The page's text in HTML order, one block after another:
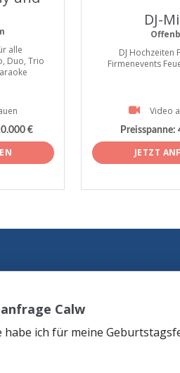
alle
Duo, Trio
€
DJ-
DJ Hochzeiten
Firmenevents
Video
Preisspanne:
JETZT
Calw
habe ich für meine